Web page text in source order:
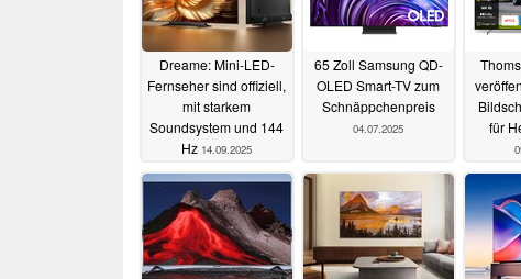
Dreame: Mini-LED-
Fernseher sind offiziell,
mit starkem
Soundsystem und 144
Hz 14.09.2025
65 Zoll Samsung QD-
OLED Smart-TV zum
Schnäppchenpreis
04.07.2025
für